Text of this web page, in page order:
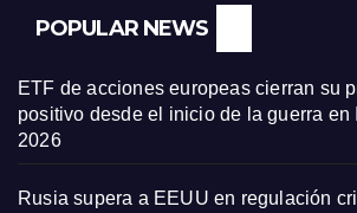
POPULAR NEWS
ETF de acciones europeas cierran su
positivo desde el inicio de la guerra en
2026
Rusia supera a EEUU en regulación